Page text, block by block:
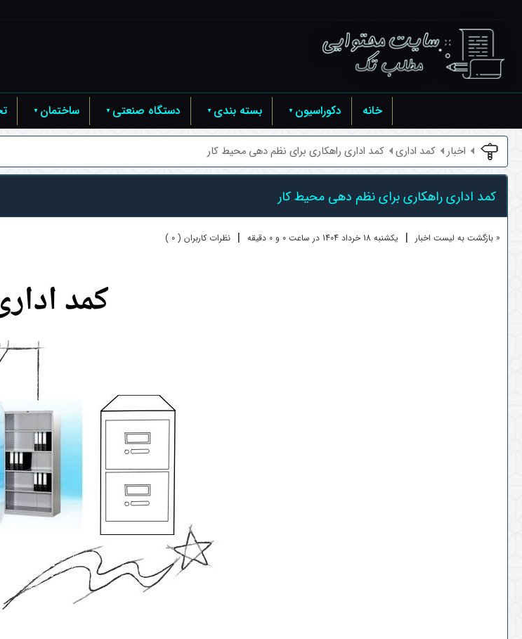
خانه دکوراسیون بسته بندی دستگاه صنعتی ساختمان
اخبار کمد اداری کمد اداری راهکاری برای نظم دهی محیط کار
کمد اداری راهکاری برای نظم دهی محیط کار
« بازگشت به لیست اخبار | یکشنبه 18 خرداد 1404 در ساعت 0 و 0 دقیقه | نظرات کاربران ( 0 )